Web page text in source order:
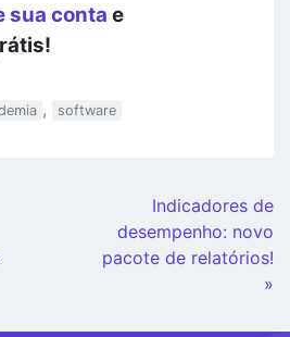
sua conta e
, software
Indicadores de
desempenho: novo
pacote de relatórios!
»